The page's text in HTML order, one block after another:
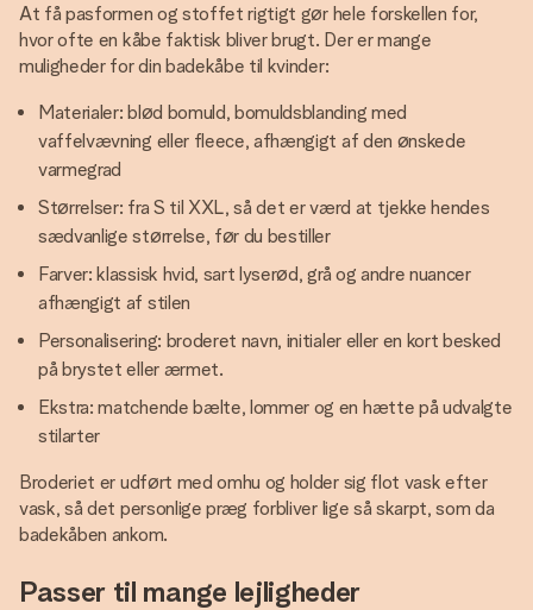
At få pasformen og stoffet rigtigt gør hele forskellen for,
hvor ofte en kåbe faktisk bliver brugt. Der er mange
muligheder for din badekåbe til kvinder:
Materialer: blød bomuld, bomuldsblanding med
vaffelvævning eller fleece, afhængigt af den ønskede
varmegrad
Størrelser: fra S til XXL, så det er værd at tjekke hendes
sædvanlige størrelse, før du bestiller
Farver: klassisk hvid, sart lyserød, grå og andre nuancer
afhængigt af stilen
Personalisering: broderet navn, initialer eller en kort besked
på brystet eller ærmet.
Ekstra: matchende bælte, lommer og en hætte på udvalgte
stilarter
Broderiet er udført med omhu og holder sig flot vask efter
vask, så det personlige præg forbliver lige så skarpt, som da
badekåben ankom.
Passer til mange lejligheder